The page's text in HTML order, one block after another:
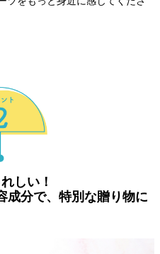
しい！
成分で、特別な贈り物に